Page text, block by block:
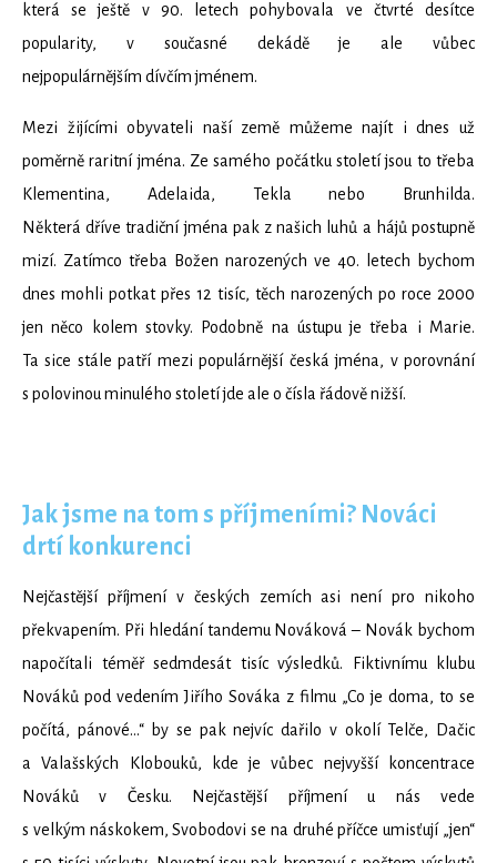
která se ještě v 90. letech pohybovala ve čtvrté desítce
popularity, v současné dekádě je ale vůbec
nejpopulárnějším dívčím jménem.
Mezi žijícími obyvateli naší země můžeme najít i dnes už
poměrně raritní jména. Ze samého počátku století jsou to třeba
Klementina, Adelaida, Tekla nebo Brunhilda.
Některá dříve tradiční jména pak z našich luhů a hájů postupně
mizí. Zatímco třeba Božen narozených ve 40. letech bychom
dnes mohli potkat přes 12 tisíc, těch narozených po roce 2000
jen něco kolem stovky. Podobně na ústupu je třeba i Marie.
Ta sice stále patří mezi populárnější česká jména, v porovnání
s polovinou minulého století jde ale o čísla řádově nižší.
Jak jsme na tom s příjmeními? Nováci
drtí konkurenci
Nejčastější příjmení v českých zemích asi není pro nikoho
překvapením. Při hledání tandemu Nováková – Novák bychom
napočítali téměř sedmdesát tisíc výsledků. Fiktivnímu klubu
Nováků pod vedením Jiřího Sováka z filmu „Co je doma, to se
počítá, pánové…“ by se pak nejvíc dařilo v okolí Telče, Dačic
a Valašských Klobouků, kde je vůbec nejvyšší koncentrace
Nováků v Česku. Nejčastější příjmení u nás vede
s velkým náskokem, Svobodovi se na druhé příčce umisťují „jen“